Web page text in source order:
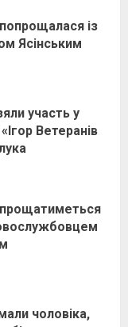
із
Ясінським
участь у
Ветеранів
чоловіка,